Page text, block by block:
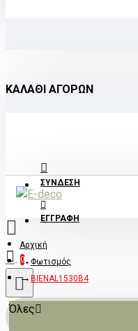
ΚΑΛΆΘΙ ΑΓΟΡΏΝ
ΣΎΝΔΕΣΗ
ΕΓΓΡΑΦΉ
0
Όλες
Αρχική
Φωτισμός
BIENAL1530B4